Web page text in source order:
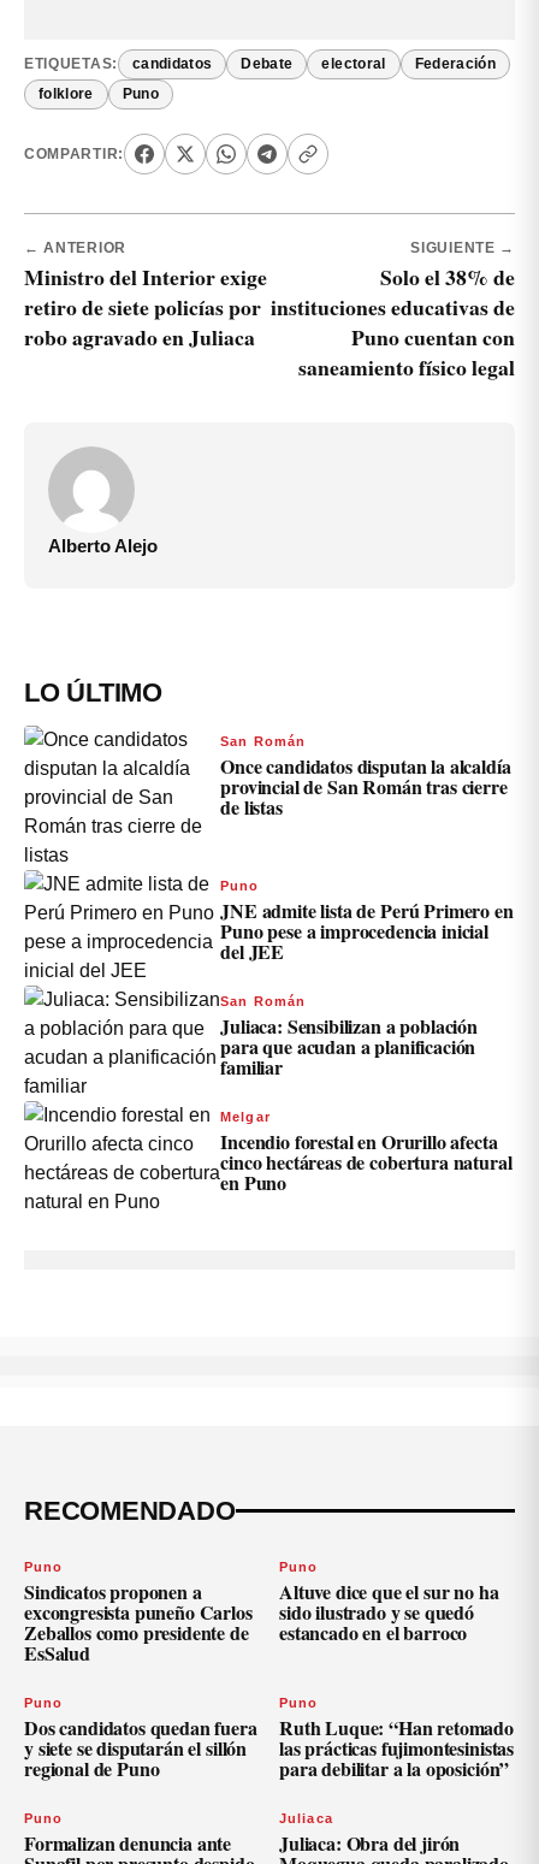
ETIQUETAS: candidatos Debate electoral Federación
folklore Puno
COMPARTIR:
← ANTERIOR
Ministro del Interior exige
retiro de siete policías por
robo agravado en Juliaca
SIGUIENTE →
Solo el 38% de
instituciones educativas de
Puno cuentan con
saneamiento físico legal
Alberto Alejo
LO ÚLTIMO
San Román
Once candidatos disputan la alcaldía
provincial de San Román tras cierre
de listas
Puno
JNE admite lista de Perú Primero en
Puno pese a improcedencia inicial
del JEE
San Román
Juliaca: Sensibilizan a población
para que acudan a planificación
familiar
Melgar
Incendio forestal en Orurillo afecta
cinco hectáreas de cobertura natural
en Puno
RECOMENDADO
Puno
Sindicatos proponen a
excongresista puneño Carlos
Zeballos como presidente de
EsSalud
Puno
Altuve dice que el sur no ha
sido ilustrado y se quedó
estancado en el barroco
Puno
Dos candidatos quedan fuera
y siete se disputarán el sillón
regional de Puno
Puno
Ruth Luque: “Han retomado
las prácticas fujimontesinistas
para debilitar a la oposición”
Puno
Formalizan denuncia ante
Juliaca
Juliaca: Obra del jirón